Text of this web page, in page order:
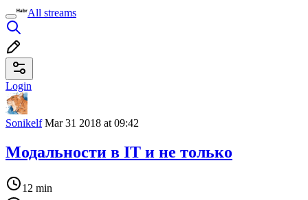
All streams
Login
SonikelfMar 31 2018 at 09:42
Модальности в IT и не только
12 min